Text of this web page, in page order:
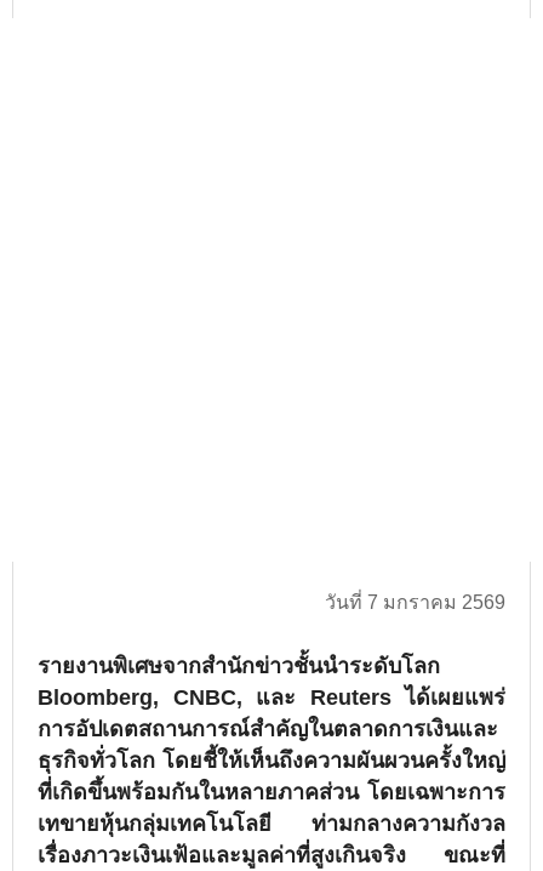
วันที่ 7 มกราคม 2569
รายงานพิเศษจากสำนักข่าวชั้นนำระดับโลก
Bloomberg, CNBC, และ Reuters ได้เผยแพร่
การอัปเดตสถานการณ์สำคัญในตลาดการเงินและ
ธุรกิจทั่วโลก โดยชี้ให้เห็นถึงความผันผวนครั้งใหญ่
ที่เกิดขึ้นพร้อมกันในหลายภาคส่วน โดยเฉพาะการ
เทขายหุ้นกลุ่มเทคโนโลยี ท่ามกลางความกังวล
เรื่องภาวะเงินเฟ้อและมูลค่าที่สูงเกินจริง ขณะที่